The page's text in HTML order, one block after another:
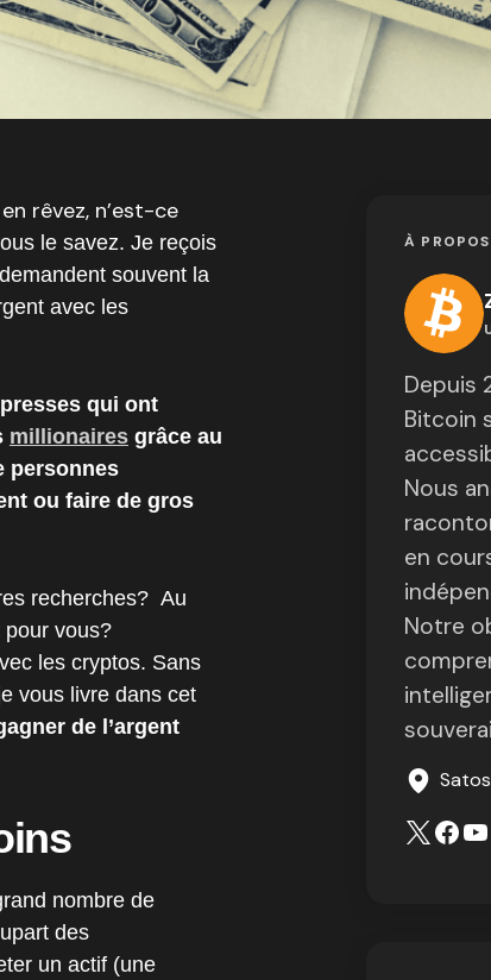
rêvez, n’est-ce
le savez. Je reçois
souvent la
avec les
qui ont
millionaires grâce au
personnes
ou faire de gros
recherches? Au
pour vous?
les cryptos. Sans
vous livre dans cet
de l’argent
nombre de
des
un actif (une
À PROPOS
Depuis
Bitcoin
Nous
en
Notre